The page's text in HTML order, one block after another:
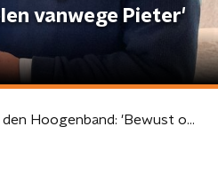
vanwege Pieter'
Cees-Rein van den Hoogenband: 'Bewust op afstand gebleven tijdens de Spelen vanwege Pieter'